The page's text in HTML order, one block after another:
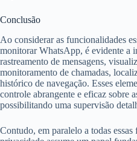
Conclusão
Ao considerar as funcionalidades
monitorar WhatsApp, é evidente a
rastreamento de mensagens,
monitoramento de chamadas,
histórico de navegação. Esses
controle abrangente e eficaz sobre
possibilitando uma supervisão
Contudo, em paralelo a todas